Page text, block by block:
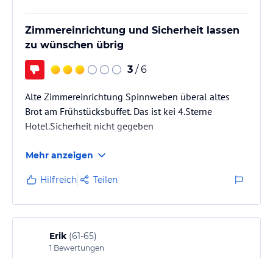
Zimmereinrichtung und Sicherheit lassen
zu wünschen übrig
3 / 6
Alte Zimmereinrichtung Spinnweben überal altes
Brot am Frühstücksbuffet. Das ist kei 4.Sterne
Hotel.Sicherheit nicht gegeben
Mehr anzeigen
Hilfreich Teilen
Erik (61-65)
1 Bewertungen